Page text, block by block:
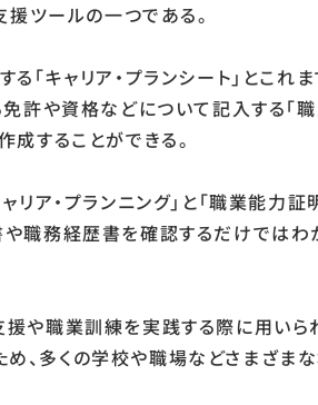
援ツールの一つである。
「キャリア・プランシート」とこ
免許や資格などについて記入する
成することができる。
リア・プランニング」と「職業能力
職務経歴書を確認するだけでは
や職業訓練を実践する際に用い
多くの学校や職場などさまざまな